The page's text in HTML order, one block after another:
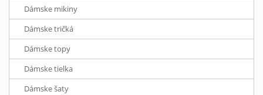
Dámske mikiny
Dámske tričká
Dámske topy
Dámske tielka
Dámske šaty